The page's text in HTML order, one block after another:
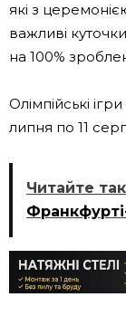
які з
важливі
на 100%
Олімпійські
липня по 11
Читайте